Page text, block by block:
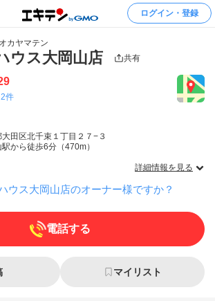
ログイン・登録
カヤマテン
ウス大岡山店 共有
2件
田区北千束１丁目２７−３
から徒歩6分（470m）
詳細情報を見る
ウス大岡山店のオーナー様ですか？
電話する
マイリスト